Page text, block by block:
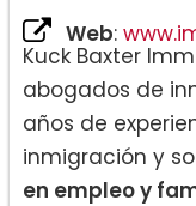
Web:
Kuck Baxter
abogados de
años de
inmigración y
en empleo y